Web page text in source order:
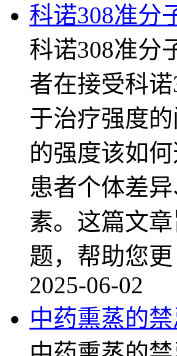
科诺308准分
科诺308准分
者在接受科
于治疗强度
的强度该如
患者个体差
素。这篇文
题，帮助您更
2025-06-02
中药熏蒸的